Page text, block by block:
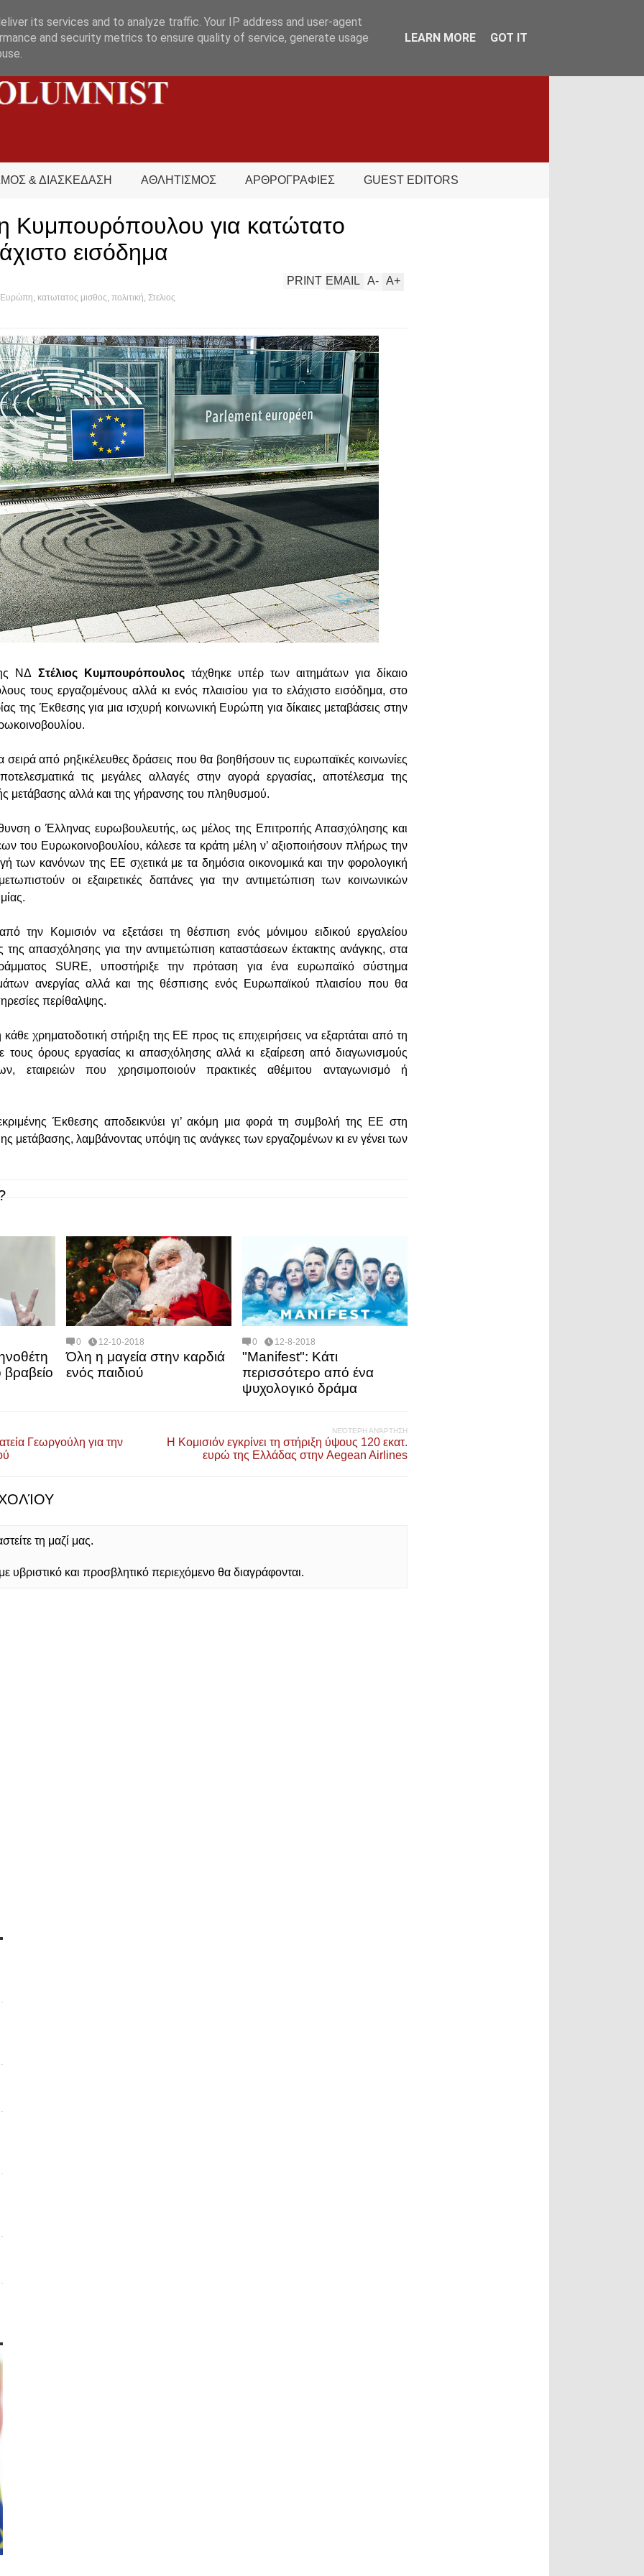
& ΔΙΑΣΚΕΔΑΣΗ ΑΘΛΗΤΙΣΜΟΣ ΑΡΘΡΟΓΡΑΦΙΕΣ GUEST EDITORS
Κυμπουρόπουλου για κατώτατο
εισόδημα
Ευρώπη κατωτατος μισθος πολιτική Στελιος
A+
A-
EMAIL
PRINT
ΝΔ Στέλιος Κυμπουρόπουλος τάχθηκε υπέρ των αιτημάτων για δίκαιο
τους εργαζομένους αλλά κι ενός πλαισίου για το ελάχιστο εισόδημα, στο
της Έκθεσης για μια ισχυρή κοινωνική Ευρώπη για δίκαιες μεταβάσεις στην
σειρά από ρηξικέλευθες δράσεις που θα βοηθήσουν τις ευρωπαϊκές κοινωνίες
τις μεγάλες αλλαγές στην αγορά εργασίας, αποτέλεσμα της
μετάβασης αλλά και της γήρανσης του πληθυσμού.
ο Έλληνας ευρωβουλευτής, ως μέλος της Επιτροπής Απασχόλησης και
του Ευρωκοινοβουλίου, κάλεσε τα κράτη μέλη ν’ αξιοποιήσουν πλήρως την
των κανόνων της ΕΕ σχετικά με τα δημόσια οικονομικά και την φορολογική
οι εξαιρετικές δαπάνες για την αντιμετώπιση των κοινωνικών
την Κομισιόν να εξετάσει τη θέσπιση ενός μόνιμου ειδικού εργαλείου
της απασχόλησης για την αντιμετώπιση καταστάσεων έκτακτης ανάγκης, στα
SURE, υποστήριξε την πρόταση για ένα ευρωπαϊκό σύστημα
ανεργίας αλλά και της θέσπισης ενός Ευρωπαϊκού πλαισίου που θα
περίθαλψης.
χρηματοδοτική στήριξη της ΕΕ προς τις επιχειρήσεις να εξαρτάται από τη
όρους εργασίας κι απασχόλησης αλλά κι εξαίρεση από διαγωνισμούς
εταιρειών που χρησιμοποιούν πρακτικές αθέμιτου ανταγωνισμό ή
Έκθεσης αποδεικνύει γι’ ακόμη μια φορά τη συμβολή της ΕΕ στη
μετάβασης, λαμβάνοντας υπόψη τις ανάγκες των εργαζομένων κι εν γένει των
0 12-10-2018
Όλη η μαγεία στην καρδιά
ενός παιδιού
0 12-8-2018
"Manifest": Κάτι
περισσότερο από ένα
ψυχολογικό δράμα
Γεωργούλη για την
ΝΕΌΤΕΡΗ ΑΝΆΡΤΗΣΗ
Η Κομισιόν εγκρίνει τη στήριξη ύψους 120 εκατ.
ευρώ της Ελλάδας στην Aegean Airlines
τη μαζί μας.
και προσβλητικό περιεχόμενο θα διαγράφονται.
its services and to analyze traffic. Your IP address and user-agent
and security metrics to ensure quality of service, generate usage
LEARN MORE GOT IT